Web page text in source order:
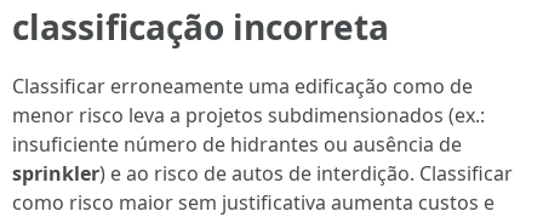
classificação incorreta
Classificar erroneamente uma edificação como de
menor risco leva a projetos subdimensionados (ex.:
insuficiente número de hidrantes ou ausência de
sprinkler) e ao risco de autos de interdição. Classificar
como risco maior sem justificativa aumenta custos e